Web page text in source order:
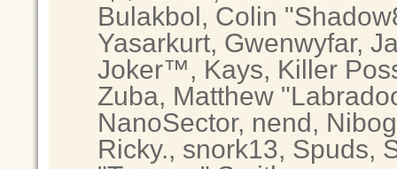
Bulakbol, Colin
Yasarkurt, Gwenwyfar,
Joker™, Kays, Killer
Zuba, Matthew
NanoSector, nend,
Ricky., snork13, Spuds,